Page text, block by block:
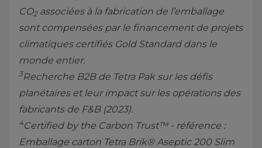
CO2associées à la fabrication de l’emballage
sont compensées par le financement de projets
climatiques certifiés Gold Standard dans le
monde entier.
3Recherche B2B de Tetra Pak sur les défis
planétaires et leur impact sur les opérations des
fabricants de F&B (2023).
4Certified by the Carbon Trust™ - référence :
Emballage carton Tetra Brik® Aseptic 200 Slim